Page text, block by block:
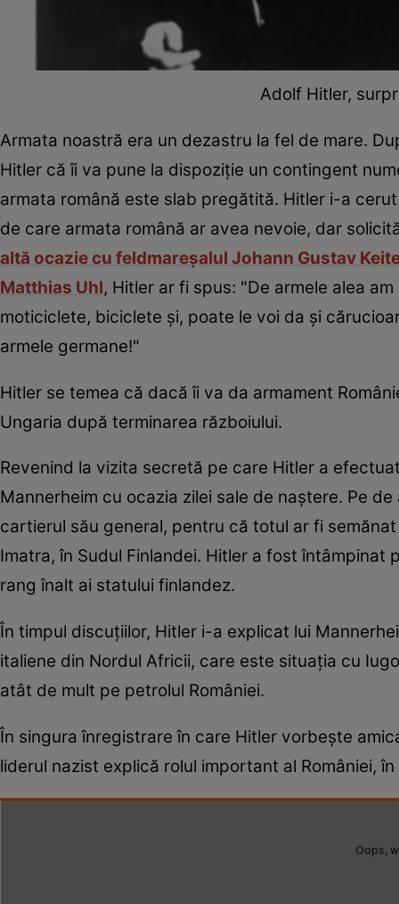
Adolf Hitler,
Armata noastră era un dezastru la fel de mare.
Hitler că îi va pune la dispoziție un contingent
armata română este slab pregătită. Hitler i-a
de care armata română ar avea nevoie, dar
altă ocazie cu feldmareșalul Johann Gustav
Matthias Uhl, Hitler ar fi spus: "De armele alea
moticiclete, biciclete și, poate le voi da și
armele germane!"
Hitler se temea că dacă îi va da armament
Ungaria după terminarea războiului.
Revenind la vizita secretă pe care Hitler a
Mannerheim cu ocazia zilei sale de naștere. Pe
cartierul său general, pentru că totul ar fi
Imatra, în Sudul Finlandei. Hitler a fost
rang înalt ai statului finlandez.
În timpul discuțiilor, Hitler i-a explicat lui
italiene din Nordul Africii, care este situația cu
atât de mult pe petrolul României.
În singura înregistrare în care Hitler vorbește
liderul nazist explică rolul important al României,